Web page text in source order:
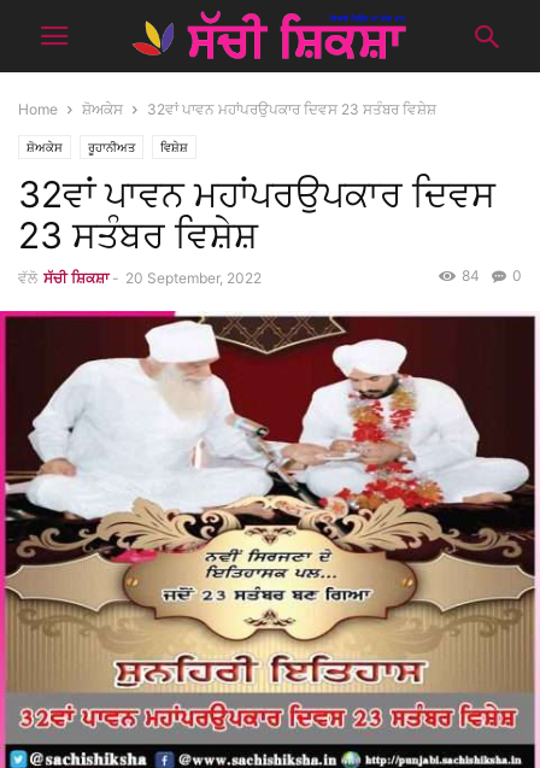
Home ਸ਼ੋਅਕੇਸ 32ਵਾਂ ਪਾਵਨ ਮਹਾਂਪਰਉਪਕਾਰ ਦਿਵਸ 23 ਸਤੰਬਰ ਵਿਸ਼ੇਸ਼
ਸ਼ੋਅਕੇਸ ਰੂਹਾਨੀਅਤ ਵਿਸ਼ੇਸ਼
32ਵਾਂ ਪਾਵਨ ਮਹਾਂਪਰਉਪਕਾਰ ਦਿਵਸ
23 ਸਤੰਬਰ ਵਿਸ਼ੇਸ਼
ਵੱਲੋ ਸੱਚੀ ਸ਼ਿਕਸ਼ਾ - 20 September, 2022 0
84